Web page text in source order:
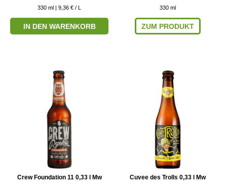
330 ml | 9,36 € / L
IN DEN WARENKORB
330 ml
ZUM PRODUKT
Crew Foundation 11 0,33 l Mw Cuvee des Trolls 0,33 l Mw